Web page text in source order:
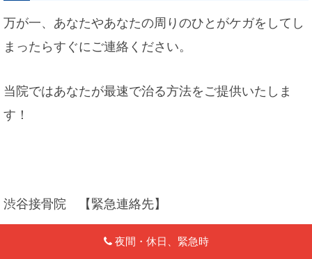
万が一、あなたやあなたの周りのひとがケガをしてし
まったらすぐにご連絡ください。
当院ではあなたが最速で治る方法をご提供いたしま
す！
渋谷接骨院 【緊急連絡先】
夜間・休日、緊急時